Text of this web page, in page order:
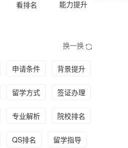
看排名 能力提升
换一换
申请条件 背景提升
留学方式 签证办理
专业解析 院校排名
QS排名 留学指导